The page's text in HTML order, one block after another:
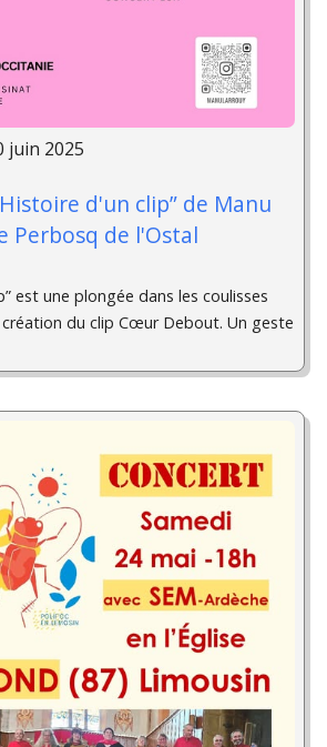
juin 2025
d'un clip” de Manu
Perbosq de l'Ostal
est une plongée dans les coulisses
du clip Cœur Debout. Un geste